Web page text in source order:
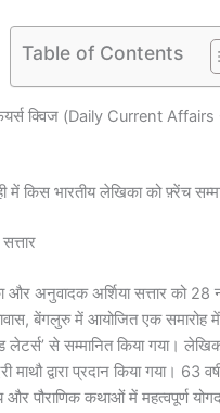
Table of Contents
क्विज (Daily Current Affairs
में किस भारतीय लेखिका को फ़्रेंच
और अनुवादक अर्शिया सत्तार को
बेंगलुरु में आयोजित एक
से सम्मानित किया गया।
माथौ द्वारा प्रदान किया गया। 63
और पौराणिक कथाओं में महत्वपूर्ण